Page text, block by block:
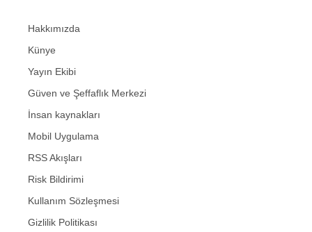
Hakkımızda
Künye
Yayın Ekibi
Güven ve Şeffaflık Merkezi
İnsan kaynakları
Mobil Uygulama
RSS Akışları
Risk Bildirimi
Kullanım Sözleşmesi
Gizlilik Politikası